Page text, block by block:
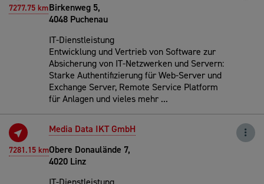
7277.75 kmBirkenweg 5,
4048 Puchenau
IT-Dienstleistung
Entwicklung und Vertrieb von Software zur
Absicherung von IT-Netzwerken und Servern:
Starke Authentifizierung für Web-Server und
Exchange Server, Remote Service Platform
für Anlagen und vieles mehr ...
7281.15 km
Media Data IKT GmbH
Obere Donaulände 7,
4020 Linz